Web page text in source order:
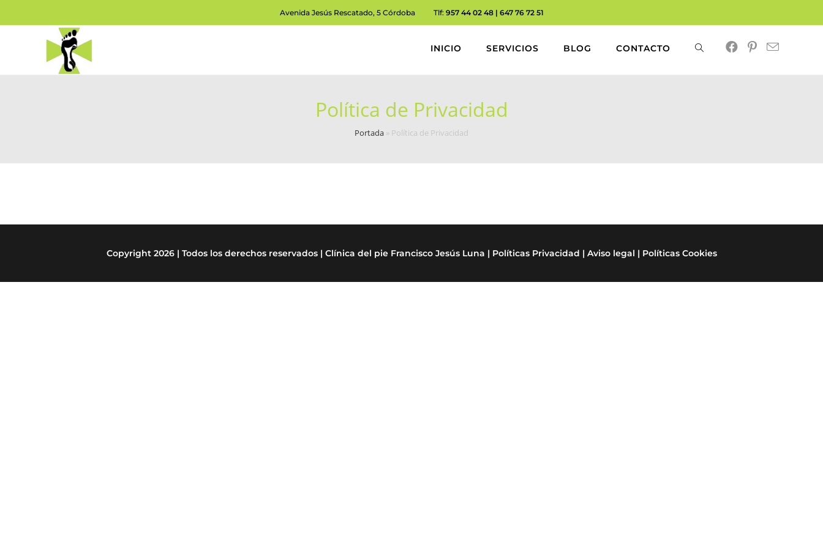
al
Avenida Jesús Rescatado, 5 Córdoba Tlf: 957 44 02 48 | 647 76 72 51
INICIO SERVICIOS BLOG CONTACTO Alternar
Política de Privacidad
Portada » Política de Privacidad
Copyright 2026 | Todos los derechos reservados | Clínica del pie Francisco Jesús Luna | Políticas Privacidad | Aviso legal | Políticas Cookies